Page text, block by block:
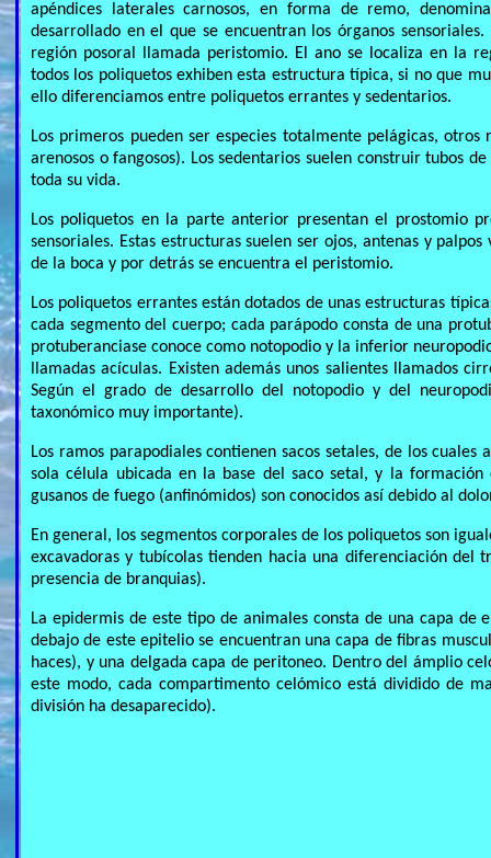
apéndices laterales carnosos, en forma de remo,
desarrollado en el que se encuentran los órganos
región posoral llamada peristomio. El ano se localiza en la
todos los poliquetos exhiben esta estructura típica, si no que
ello diferenciamos entre poliquetos errantes y sedentarios.
Los primeros pueden ser especies totalmente pelágicas,
arenosos o fangosos). Los sedentarios suelen construir tubos
toda su vida.
Los poliquetos en la parte anterior presentan el prostomio
sensoriales. Estas estructuras suelen ser ojos, antenas y
de la boca y por detrás se encuentra el peristomio.
Los poliquetos errantes están dotados de unas estructuras
cada segmento del cuerpo; cada parápodo consta de una
protuberanciase conoce como notopodio y la inferior
llamadas acículas. Existen además unos salientes llamados
Según el grado de desarrollo del notopodio y del
taxonómico muy importante).
Los ramos parapodiales contienen sacos setales, de los
sola célula ubicada en la base del saco setal, y la formación
gusanos de fuego (anfinómidos) son conocidos así debido al
En general, los segmentos corporales de los poliquetos son
excavadoras y tubícolas tienden hacia una diferenciación del
presencia de branquias).
La epidermis de este tipo de animales consta de una capa
debajo de este epitelio se encuentran una capa de fibras
haces), y una delgada capa de peritoneo. Dentro del ámplio
este modo, cada compartimento celómico está dividido de
división ha desaparecido).